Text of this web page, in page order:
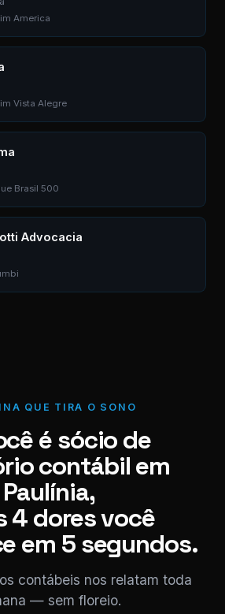
America
Vista Alegre
Brasil 500
Advocacia
QUE TIRA O SONO
é sócio de
contábil em
Paulínia,
4 dores você
em 5 segundos.
contábeis nos relatam toda
— sem floreio.